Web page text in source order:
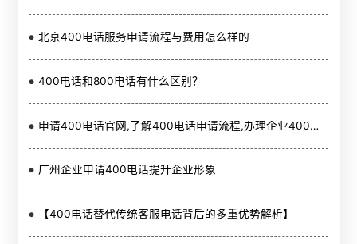
北京400电话服务申请流程与费用怎么样的
400电话和800电话有什么区别？
申请400电话官网,了解400电话申请流程,办理企业400电话申请官网服务
广州企业申请400电话提升企业形象
【400电话替代传统客服电话背后的多重优势解析】